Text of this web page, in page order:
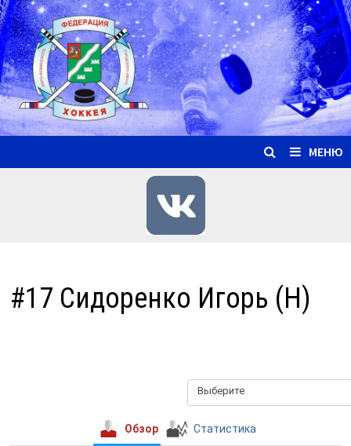
Перейти
к
содержимому
МЕНЮ
#17 Сидоренко Игорь (Н)
Выберите
Обзор Статистика